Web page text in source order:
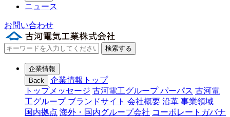
ニュース
お問い合わせ
検索する
企業情報
Back
企業情報トップ
トップメッセージ 古河電工グループ パーパス 古河電
工グループ ブランドサイト 会社概要 沿革 事業領域
国内拠点 海外・国内グループ会社 コーポレートガバナ